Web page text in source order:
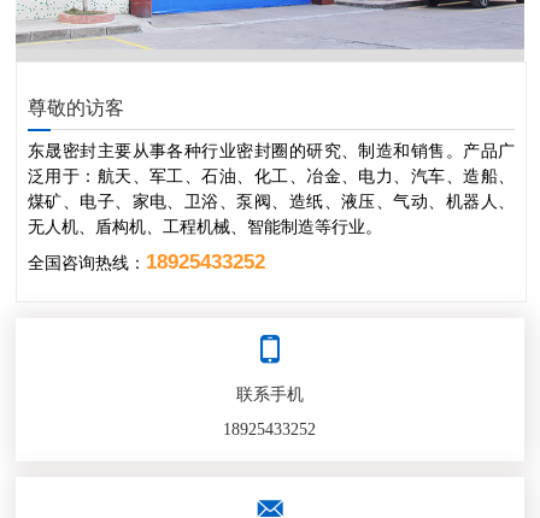
尊敬的访客
东晟密封主要从事各种行业密封圈的研究、制造和销售。产品广
泛用于：航天、军工、石油、化工、冶金、电力、汽车、造船、
煤矿、电子、家电、卫浴、泵阀、造纸、液压、气动、机器人、
无人机、盾构机、工程机械、智能制造等行业。
全国咨询热线： 18925433252
联系手机
18925433252